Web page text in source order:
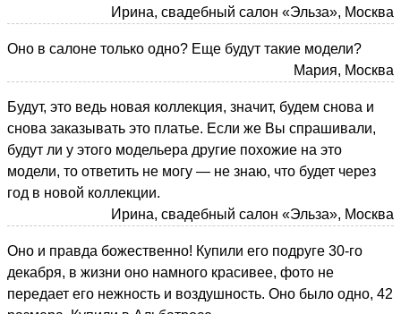
Ирина, свадебный салон «Эльза», Москва
Оно в салоне только одно? Еще будут такие модели?
Мария, Москва
Будут, это ведь новая коллекция, значит, будем снова и
снова заказывать это платье. Если же Вы спрашивали,
будут ли у этого модельера другие похожие на это
модели, то ответить не могу — не знаю, что будет через
год в новой коллекции.
Ирина, свадебный салон «Эльза», Москва
Оно и правда божественно! Купили его подруге 30-го
декабря, в жизни оно намного красивее, фото не
передает его нежность и воздушность. Оно было одно, 42